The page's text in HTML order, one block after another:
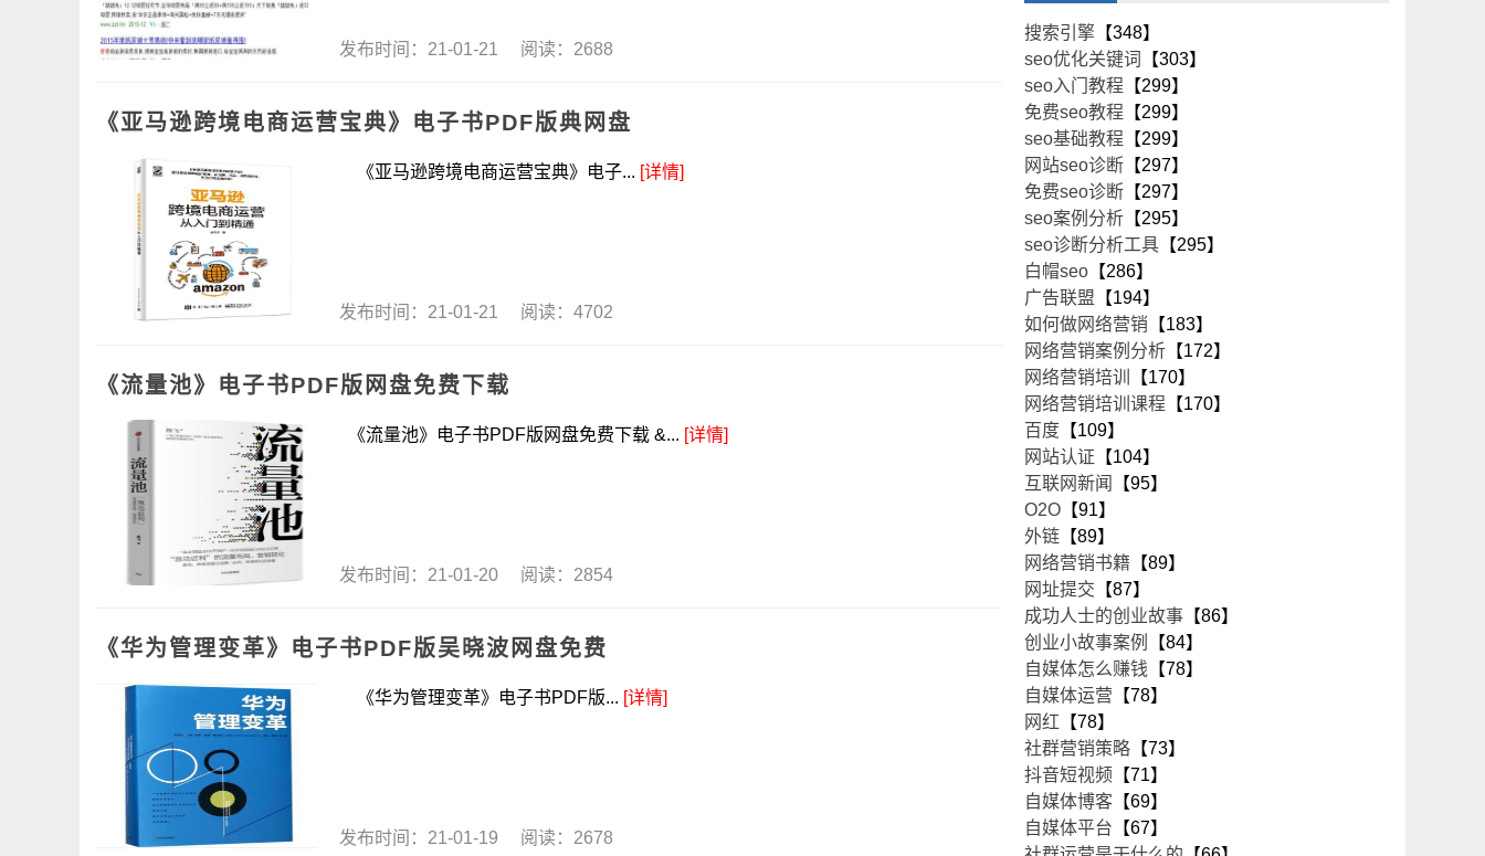
发布时间：21-01-21 阅读：2688
《亚马逊跨境电商运营宝典》电子书PDF版典网盘
《亚马逊跨境电商运营宝典》电子... [详情]
发布时间：21-01-21 阅读：4702
《流量池》电子书PDF版网盘免费下载
《流量池》电子书PDF版网盘免费下载 &... [详情]
发布时间：21-01-20 阅读：2854
《华为管理变革》电子书PDF版吴晓波网盘免费
《华为管理变革》电子书PDF版... [详情]
发布时间：21-01-19 阅读：2678
搜索引擎 【348】
seo优化关键词
【303】
seo入门教程 【299】
免费seo教程 【299】
seo基础教程 【299】
网站seo诊断 【297】
免费seo诊断 【297】
seo案例分析 【295】
seo诊断分析工具 【295】
白帽seo 【286】
广告联盟 【194】
如何做网络营销 【183】
网络营销案例分析 【172】
网络营销培训
【170】
网络营销培训课程 【170】
百度 【109】
网站认证 【104】
互联网新闻
【95】
O2O 【91】
外链 【89】
网络营销书籍 【89】
网址提交 【87】
成功人士的创业故事 【86】
创业小故事案例
【84】
自媒体怎么赚钱 【78】
自媒体运营 【78】
网红 【78】
社群营销策略 【73】
抖音短视频 【71】
自媒体博客 【69】
自媒体平台 【67】